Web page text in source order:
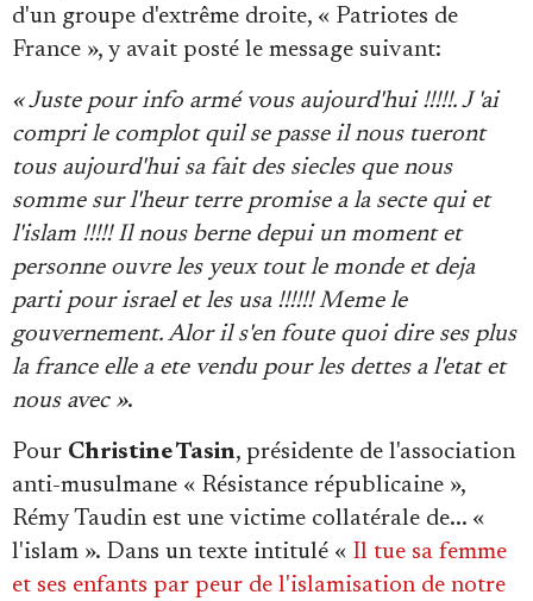
d'un groupe d'extrême droite, « Patriotes de
France », y avait posté le message suivant:
« Juste pour info armé vous aujourd'hui !!!!!. J 'ai
compri le complot quil se passe il nous tueront
tous aujourd'hui sa fait des siecles que nous
somme sur l'heur terre promise a la secte qui et
l'islam !!!!! Il nous berne depui un moment et
personne ouvre les yeux tout le monde et deja
parti pour israel et les usa !!!!!! Meme le
gouvernement. Alor il s'en foute quoi dire ses plus
la france elle a ete vendu pour les dettes a l'etat et
nous avec ».
Pour Christine Tasin, présidente de l'association
anti-musulmane « Résistance républicaine »,
Rémy Taudin est une victime collatérale de... «
l'islam ». Dans un texte intitulé « Il tue sa femme
et ses enfants par peur de l'islamisation de notre